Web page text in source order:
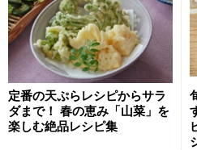
※記事内容は執筆時点のものです
い。
※衛生面および保存状態に起因し
す場合があります。必ず清潔な状
べく早めにお召し上がりください
法に注意してください。
定番の天ぷらレシピからサラ
ダまで！ 春の恵み「山菜」を
楽しむ絶品レシピ集